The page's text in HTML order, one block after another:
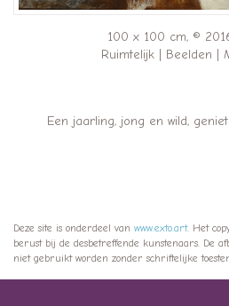
100 x 100 cm, ©
Ruimtelijk | Beelden |
Een jaarling, jong en wild,
Deze site is onderdeel van www.exto.art. Het
berust bij de desbetreffende kunstenaars. De
niet gebruikt worden zonder schriftelijke